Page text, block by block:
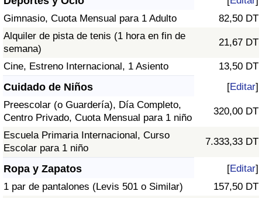
Gimnasio, Cuota Mensual para 1 Adulto
82,50 DT
Alquiler de pista de tenis (1 hora en fin de
semana)
21,67 DT
Cine, Estreno Internacional, 1 Asiento 13,50 DT
Cuidado de Niños [Editar]
Preescolar (o Guardería), Día Completo,
Centro Privado, Cuota Mensual para 1 niño
320,00 DT
Escuela Primaria Internacional, Curso
Escolar para 1 niño
7.333,33 DT
Ropa y Zapatos [Editar]
1 par de pantalones (Levis 501 o Similar)
157,50 DT